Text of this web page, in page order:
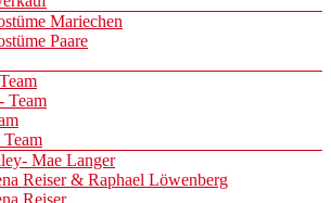
Mariechen
Paare
Team
Team
Mae Langer
Reiser & Raphael Löwenberg